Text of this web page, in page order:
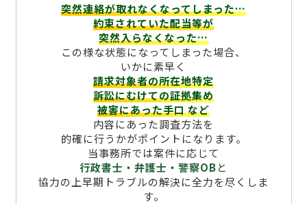
突然連絡が取れなくなってしまった…
約束されていた配当等が
突然入らなくなった…
この様な状態になってしまった場合、
いかに素早く
請求対象者の所在地特定
訴訟にむけての証拠集め
被害にあった手口など
内容にあった調査方法を
的確に行うかがポイントになります。
当事務所では案件に応じて
行政書士・弁護士・警察OBと
協力の上早期トラブルの解決に全力を尽くしま
す。